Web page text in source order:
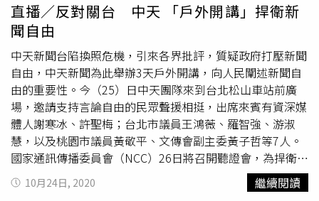
直播／反對關台 中天 「戶外開講」捍衛新
聞自由
中天新聞台陷換照危機，引來各界批評，質疑政府打壓新聞
自由，中天新聞為此舉辦3天戶外開講，向人民闡述新聞自
由的重要性。今（25）日中天團隊來到台北松山車站前廣
場，邀請支持言論自由的民眾聲援相挺，出席來賓有資深媒
體人謝寒冰、許聖梅；台北市議員王鴻薇、羅智強、游淑
慧，以及桃園市議員黃敬平、文傳會副主委黃子哲等7人。
國家通訊傳播委員會（NCC）26日將召開聽證會，為捍衛言
論自由，中天從10月23日到25日連續3天，《大新聞 大爆
卦》、《頭條開講》、《新聞龍捲風》節目接力在台中、台
10月24日, 2020 繼續閱讀